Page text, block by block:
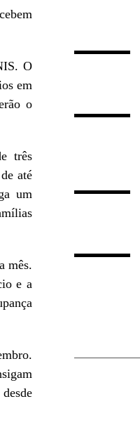
O
em
o
três
até
um
mês.
e a